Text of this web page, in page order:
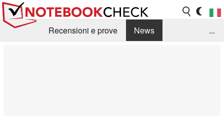
Recensioni e prove
News
...